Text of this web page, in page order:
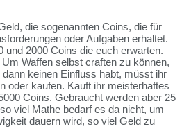
die sogenannten Coins, die für
oder Aufgaben erhaltet.
2000 Coins die euch erwarten.
Waffen selbst craften zu können,
keinen Einfluss habt, müsst ihr
oder kaufen. Kauft ihr meisterhaftes
Coins. Gebraucht werden aber 25
viel Mathe bedarf es da nicht, um
dauern wird, so viel Geld zu